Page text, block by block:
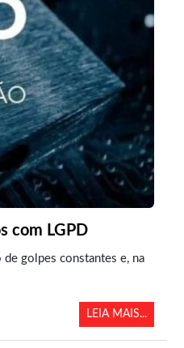
com LGPD
golpes constantes e, na
LEIA MAIS...